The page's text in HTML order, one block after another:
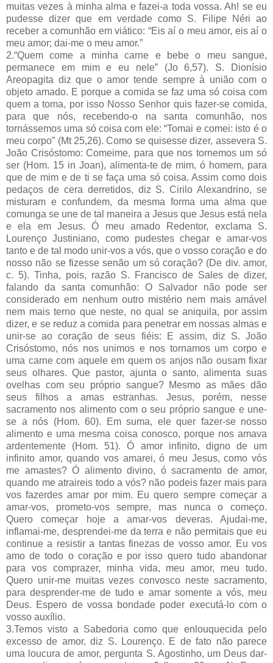
muitas vezes à minha alma e fazei-a toda vossa. Ah! se eu
pudesse dizer que em verdade como S. Filipe Néri ao
receber a comunhão em viático: “Eis aí o meu amor, eis aí o
meu amor; dai-me o meu amor.”
2.“Quem come a minha carne e bebe o meu sangue,
permanece em mim e eu nele” (Jo 6,57). S. Dionísio
Areopagita diz que o amor tende sempre à união com o
objeto amado. E porque a comida se faz uma só coisa com
quem a toma, por isso Nosso Senhor quis fazer-se comida,
para que nós, recebendo-o na santa comunhão, nos
tornássemos uma só coisa com ele: “Tomai e comei: isto é o
meu corpo” (Mt 25,26). Como se quisesse dizer, assevera S.
João Crisóstomo: Comeime, para que nos tornemos um só
ser (Hom. 15 in Joan), alimenta-te de mim, ó homem, para
que de mim e de ti se faça uma só coisa. Assim como dois
pedaços de cera derretidos, diz S. Cirilo Alexandrino, se
misturam e confundem, da mesma forma uma alma que
comunga se une de tal maneira a Jesus que Jesus está nela
e ela em Jesus. Ó meu amado Redentor, exclama S.
Lourenço Justiniano, como pudestes chegar e amar-vos
tanto e de tal modo unir-vos a vós, que o vosso coração e do
nosso não se fizesse senão um só coração? (De div. amor,
c. 5). Tinha, pois, razão S. Francisco de Sales de dizer,
falando da santa comunhão: O Salvador não pode ser
considerado em nenhum outro mistério nem mais amável
nem mais terno que neste, no qual se aniquila, por assim
dizer, e se reduz a comida para penetrar em nossas almas e
unir-se ao coração de seus fiéis: E assim, diz S. João
Crisóstomo, nós nos unimos e nos tornamos um corpo e
uma carne com aquele em quem os anjos não ousam fixar
seus olhares. Que pastor, ajunta o santo, alimenta suas
ovelhas com seu próprio sangue? Mesmo as mães dão
seus filhos a amas estranhas. Jesus, porém, nesse
sacramento nos alimento com o seu próprio sangue e une-
se a nós (Hom. 60). Em suma, ele quer fazer-se nosso
alimento e uma mesma coisa conosco, porque nos amava
ardentemente (Hom. 51). Ó amor infinito, digno de um
infinito amor, quando vos amarei, ó meu Jesus, como vós
me amastes? Ó alimento divino, ó sacramento de amor,
quando me atraireis todo a vós? não podeis fazer mais para
vos fazerdes amar por mim. Eu quero sempre começar a
amar-vos, prometo-vos sempre, mas nunca o começo.
Quero começar hoje a amar-vos deveras. Ajudai-me,
inflamai-me, desprendei-me da terra e não permitais que eu
continue a resistir a tantas finezas de vosso amor. Eu vos
amo de todo o coração e por isso quero tudo abandonar
para vos comprazer, minha vida, meu amor, meu tudo.
Quero unir-me muitas vezes convosco neste sacramento,
para desprender-me de tudo e amar somente a vós, meu
Deus. Espero de vossa bondade poder executá-lo com o
vosso auxílio.
3.Temos visto a Sabedoria como que enlouquecida pelo
excesso de amor, diz S. Lourenço. E de fato não parece
uma loucura de amor, pergunta S. Agostinho, um Deus dar-